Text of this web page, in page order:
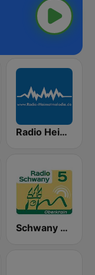
Radio Heimatmelodie
Schwany Radio 5 Oberkrain